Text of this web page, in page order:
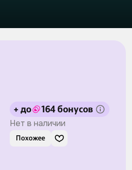
+ до 164 бонусов
Нет в наличии
Похожее